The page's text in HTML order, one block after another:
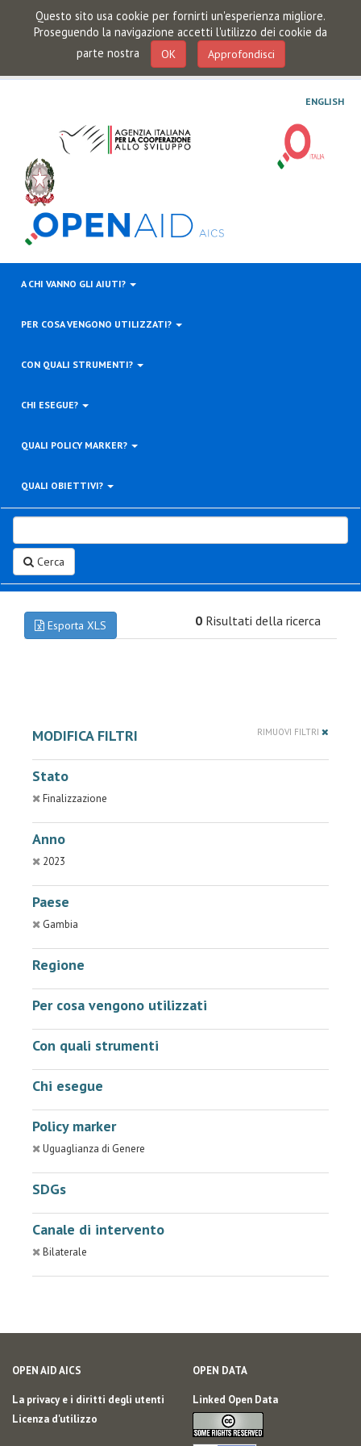
Questo sito usa cookie per fornirti un'esperienza migliore.
Proseguendo la navigazione accetti l'utilizzo dei cookie da
parte nostra
OK Approfondisci
ENGLISH
A CHI VANNO GLI AIUTI?
PER COSA VENGONO UTILIZZATI?
CON QUALI STRUMENTI?
CHI ESEGUE?
QUALI POLICY MARKER?
QUALI OBIETTIVI?
Cerca
Esporta XLS 0 Risultati della ricerca
MODIFICA FILTRI RIMUOVI FILTRI
Stato
Finalizzazione
Anno
2023
Paese
Gambia
Regione
Per cosa vengono utilizzati
Con quali strumenti
Chi esegue
Policy marker
Uguaglianza di Genere
SDGs
Canale di intervento
Bilaterale
OPEN AID AICS
La privacy e i diritti degli utenti
Licenza d'utilizzo
OPEN DATA
Linked Open Data